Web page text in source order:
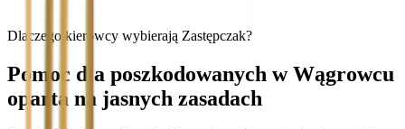
Dlaczego kierowcy wybierają Zastępczak?
Pomoc dla poszkodowanych w Wągrowcu
oparta na jasnych zasadach